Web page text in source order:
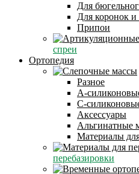
Для
Для коронок и
Припои
спреи
Ортопедия
Разное
А-
С-
Аксессуары
Альгинатные
Материалы
перебазировки